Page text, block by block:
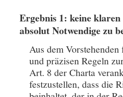
Ergebnis 1: keine
absolut Notwendige zu
Aus dem
und präzisen Regeln
Art. 8 der Charta
festzustellen, dass die